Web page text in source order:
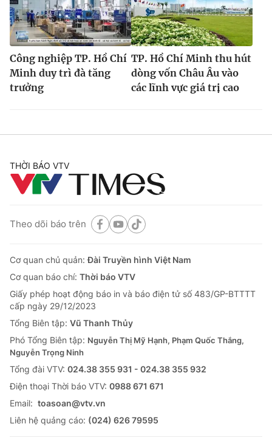
Công nghiệp TP. Hồ Chí
Minh duy trì đà tăng
trưởng
TP. Hồ Chí Minh thu hút
dòng vốn Châu Âu vào
các lĩnh vực giá trị cao
THỜI BÁO VTV
Theo dõi báo trên
Cơ quan chủ quản:Đài Truyền hình Việt Nam
Cơ quan báo chí: Thời báo VTV
Giấy phép hoạt động báo in và báo điện tử số 483/GP-BTTTT
cấp ngày 29/12/2023
Tổng Biên tập: Vũ Thanh Thủy
Phó Tổng Biên tập: Nguyễn Thị Mỹ Hạnh, Phạm Quốc Thắng,
Nguyễn Trọng Ninh
Tổng đài VTV: 024.38 355 931 - 024.38 355 932
Ðiện thoại Thời báo VTV: 0988 671 671
Email: toasoan@vtv.vn
Liên hệ quảng cáo: (024) 626 79595